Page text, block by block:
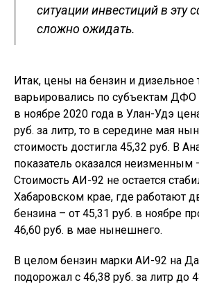
ситуации инвестиций в эту
сложно ожидать.
Итак, цены на бензин и дизельное
варьировались по субъектам ДФО
в ноябре 2020 года в Улан-Удэ
руб. за литр, то в середине мая
стоимость достигла 45,32 руб. В
показатель оказался неизменным
Стоимость АИ-92 не остается
Хабаровском крае, где работают
бензина – от 45,31 руб. в ноябре
46,60 руб. в мае нынешнего.
В целом бензин марки АИ-92 на
подорожал с 46,38 руб. за литр до